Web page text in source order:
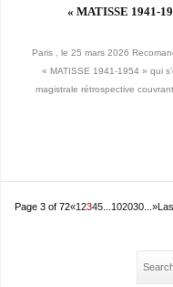
« MATISSE 1941-
Paris , le 25 mars 2026
« MATISSE 1941-1954 » qui
magistrale rétrospective
Page 3 of 72«12345 102030 »